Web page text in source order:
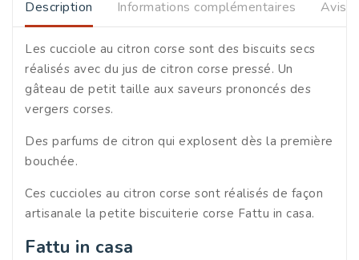
Description Informations complémentaires Avis
Les cucciole au citron corse sont des biscuits secs
réalisés avec du jus de citron corse pressé. Un
gâteau de petit taille aux saveurs prononcés des
vergers corses.
Des parfums de citron qui explosent dès la première
bouchée.
Ces cuccioles au citron corse sont réalisés de façon
artisanale la petite biscuiterie corse Fattu in casa.
Fattu in casa